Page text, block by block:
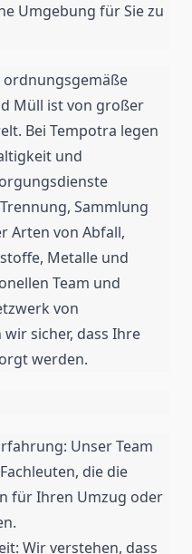
Umgebung für Sie zu
Müll ist von großer
Bei Tempotra legen
und
Sammlung
Arten von Abfall,
Metalle und
Team und
von
sicher, dass Ihre
werden.
Unser Team
die die
für Ihren Umzug oder
Wir verstehen, dass